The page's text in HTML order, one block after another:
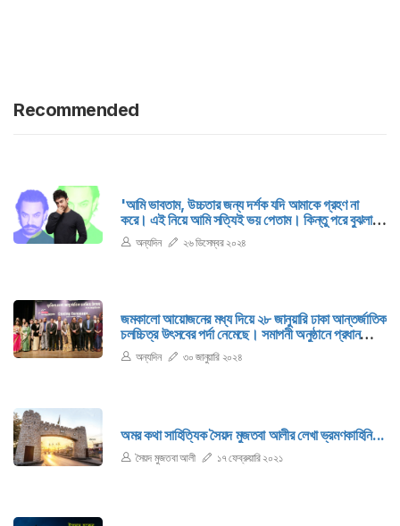
Recommended
‌‌‌‌'আমি ভাবতাম, উচ্চতার জন্য দর্শক যদি আমাকে গ্রহণ না
করে। এই নিয়ে আমি সত্যিই ভয় পেতাম। কিন্তু পরে বুঝলাম,
এ সবের তেমন কোনও গুরুত্বই নেই।
অন্যদিন ২৬ ডিসেম্বর ২০২৪
জমকালো আয়োজনের মধ্য দিয়ে ২৮ জানুয়ারি ঢাকা আন্তর্জাতিক
চলচ্চিত্র উৎসবের পর্দা নেমেছে। সমাপনী অনুষ্ঠানে প্রধান
অতিথি ছিলেন তথ্য ও সম্প্রচার প্রতিমন্ত্রী মোহাম্মদ এ
আরাফাত।
অন্যদিন ৩০ জানুয়ারি ২০২৪
অমর কথা সাহিত্যিক সৈয়দ মুজতবা আলীর লেখা ভ্রমণকাহিনি...
সৈয়দ মুজতবা আলী ১৭ ফেব্রুয়ারি ২০২১